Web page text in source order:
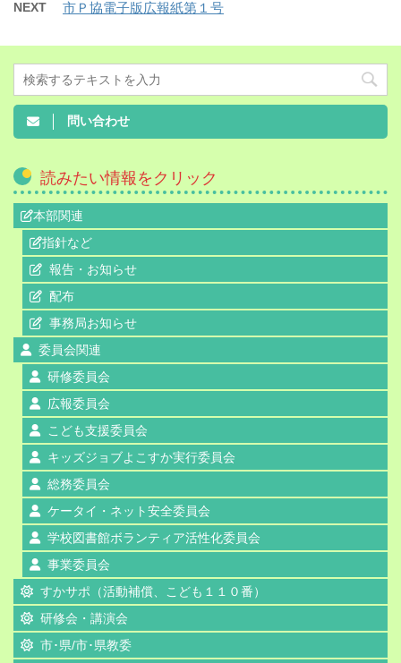
NEXT 市Ｐ協電子版広報紙第１号
問い合わせ
読みたい情報をクリック
本部関連
指針など
報告・お知らせ
配布
事務局お知らせ
委員会関連
研修委員会
広報委員会
こども支援委員会
キッズジョブよこすか実行委員会
総務委員会
ケータイ・ネット安全委員会
学校図書館ボランティア活性化委員会
事業委員会
すかサポ（活動補償、こども１１０番）
研修会・講演会
市･県/市･県教委